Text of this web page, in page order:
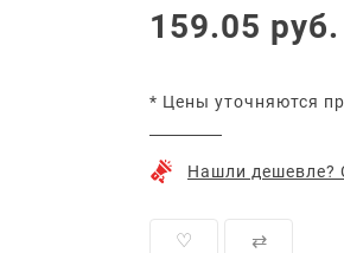
159.05 руб.
* Цены уточняются
Нашли дешевле?
♡ ⇄